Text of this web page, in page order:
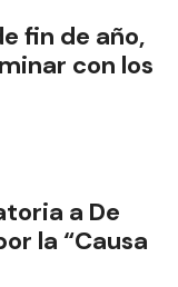
fin de año,
con los
a De
la “Causa